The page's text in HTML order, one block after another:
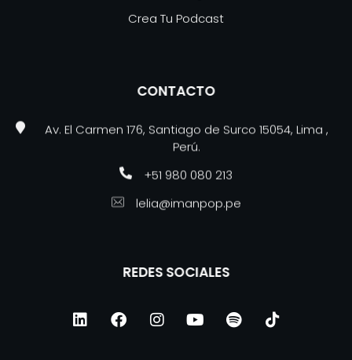
Crea Tu Podcast
CONTACTO
Av. El Carmen 176, Santiago de Surco 15054, Lima ,
Perú.
+51 980 080 213
lelia@imanpop.pe
REDES SOCIALES